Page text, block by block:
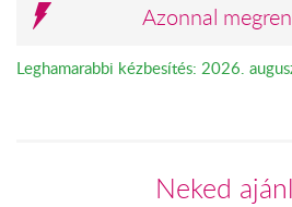
Azonnal
Leghamarabbi kézbesítés: 2026.
Neked